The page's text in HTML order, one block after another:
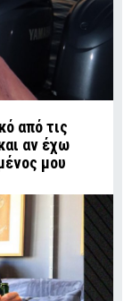
από τις
αν έχω
μου